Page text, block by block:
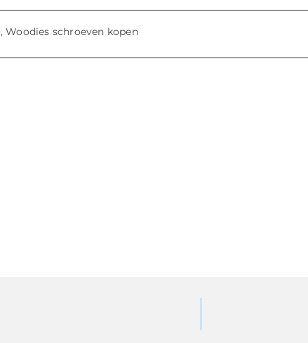
,Woodies schroeven kopen